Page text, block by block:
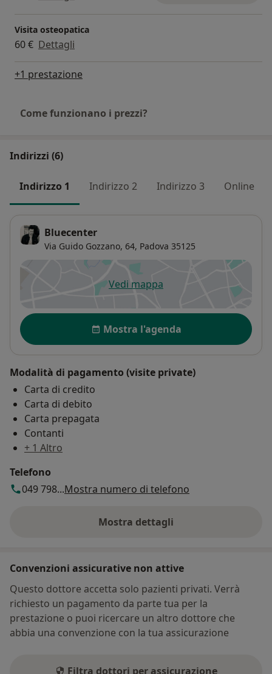
Visita osteopatica
60 € Dettagli
+1 prestazione
Come funzionano i prezzi?
Indirizzi (6)
Indirizzo 1 Indirizzo 2 Indirizzo 3 Online
Bluecenter
Via Guido Gozzano, 64, Padova 35125
Vedi mappasi apre in una nuova scheda
Disponibilità
Mostra l'agenda
Modalità di pagamento (visite private)
Carta di credito
Carta di debito
Carta prepagata
Contanti
+ 1 Altro
Telefono
049 798...Mostra numero di telefono
Mostra dettagli
sull'indirizzo
Convenzioni assicurative non attive
Questo dottore accetta solo pazienti privati. Verrà
richiesto un pagamento da parte tua per la
prestazione o puoi ricercare un altro dottore che
abbia una convenzione con la tua assicurazione
Filtra dottori per assicurazione